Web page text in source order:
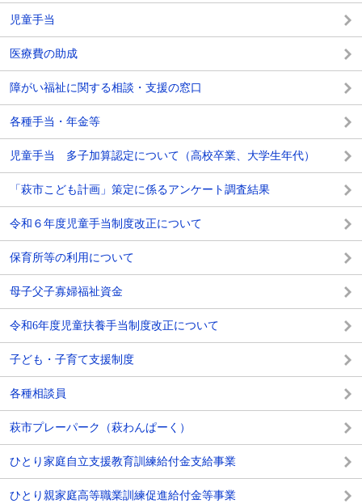
児童手当
医療費の助成
障がい福祉に関する相談・支援の窓口
各種手当・年金等
児童手当 多子加算認定について（高校卒業、大学生年代）
「萩市こども計画」策定に係るアンケート調査結果
令和６年度児童手当制度改正​について
保育所等の利用について
母子父子寡婦福祉資金
令和6年度児童扶養手当制度改正について
子ども・子育て支援制度
各種相談員
萩市プレーパーク（萩わんぱーく）
ひとり家庭自立支援教育訓練給付金支給事業
ひとり親家庭高等職業訓練促進給付金等事業